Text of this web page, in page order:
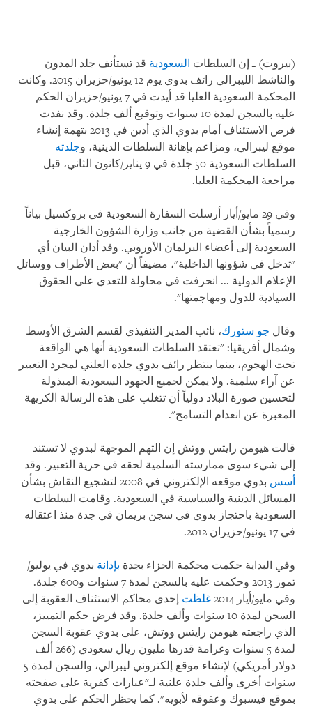
(بيروت) ـ إن السلطات السعودية قد تستأنف جلد المدون
والناشط الليبرالي رائف بدوي يوم 12 يونيو/حزيران 2015. وكانت
المحكمة السعودية العليا قد أيدت في 7 يونيو/حزيران الحكم
عليه بالسجن لمدة 10 سنوات وتوقيع ألف جلدة. وقد نفدت
فرص الاستئناف أمام بدوي الذي أدين في 2013 بتهمة إنشاء
موقع ليبرالي، ومزاعم بإهانة السلطات الدينية، وجلدته
السلطات السعودية 50 جلدة في 9 يناير/كانون الثاني، قبل
مراجعة المحكمة العليا.
وفي 29 مايو/أيار أرسلت السفارة السعودية في بروكسيل بياناً
رسمياً بشأن القضية من جانب وزارة الشؤون الخارجية
السعودية إلى أعضاء البرلمان الأوروبي. وقد أدان البيان أي
"تدخل في شؤونها الداخلية"، مضيفاً أن "بعض الأطراف ووسائل
الإعلام الدولية ... انحرفت في محاولة للتعدي على الحقوق
السيادية للدول ومهاجمتها".
وقال جو ستورك، نائب المدير التنفيذي لقسم الشرق الأوسط
وشمال أفريقيا: "تعتقد السلطات السعودية أنها هي الواقعة
تحت الهجوم، بينما ينتظر رائف بدوي جلده العلني لمجرد التعبير
عن آراء سلمية. ولا يمكن لجميع الجهود السعودية المبذولة
لتحسين صورة البلاد دولياً أن تتغلب على هذه الرسالة الكريهة
المعبرة عن انعدام التسامح".
قالت هيومن رايتس ووتش إن التهم الموجهة لبدوي لا تستند
إلى شيء سوى ممارسته السلمية لحقه في حرية التعبير. وقد
أسس
بدوي موقعه الإلكتروني في 2008 لتشجيع النقاش بشأن
المسائل الدينية والسياسية في السعودية. وقامت السلطات
السعودية باحتجاز بدوي في سجن بريمان في جدة منذ اعتقاله
في 17 يونيو/حزيران 2012.
وفي البداية حكمت محكمة الجزاء بجدة بإدانة بدوي في يوليو/
تموز 2013 وحكمت عليه بالسجن لمدة 7 سنوات و600 جلدة.
وفي مايو/أيار 2014
غلظت إحدى محاكم الاستئناف العقوبة إلى
السجن لمدة 10 سنوات وألف جلدة. وقد فرض حكم التمييز،
الذي راجعته هيومن رايتس ووتش، على بدوي عقوبة السجن
لمدة 5 سنوات وغرامة قدرها مليون ريال سعودي (266 ألف
دولار أمريكي) لإنشاء موقع إلكتروني ليبرالي، والسجن لمدة 5
سنوات أخرى وألف جلدة علنية لـ"عبارات كفرية على صفحته
بموقع فيسبوك وعقوقه لأبويه". كما يحظر الحكم على بدوي